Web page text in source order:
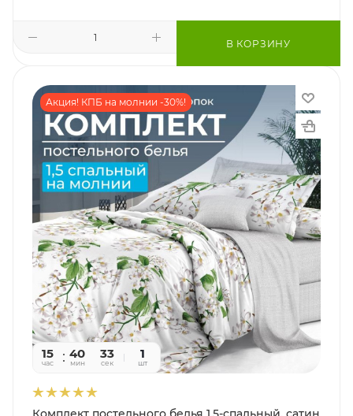
В КОРЗИНУ
Акция! КПБ на молнии -30%!
15
час
40
мин
31
сек
1
шт